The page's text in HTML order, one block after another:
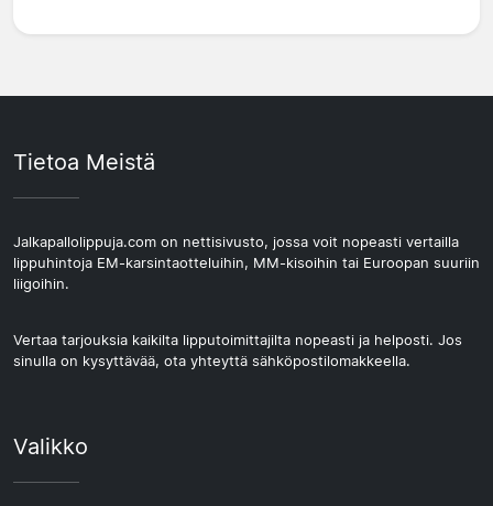
Tietoa Meistä
Jalkapallolippuja.com on nettisivusto, jossa voit nopeasti vertailla
lippuhintoja EM-karsintaotteluihin, MM-kisoihin tai Euroopan suuriin
liigoihin.
Vertaa tarjouksia kaikilta lipputoimittajilta nopeasti ja helposti. Jos
sinulla on kysyttävää, ota yhteyttä sähköpostilomakkeella.
Valikko